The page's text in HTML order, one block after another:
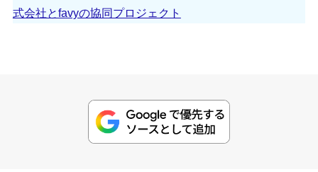
式会社とfavyの協同プロジェクト